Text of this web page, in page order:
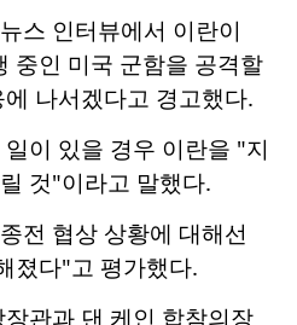
스 인터뷰에서 이란이
중인 미국 군함을 공격할
나서겠다고 경고했다.
이 있을 경우 이란을 "지
것"이라고 말했다.
전 협상 상황에 대해선
졌다"고 평가했다.
관과 댄 케인 합참의장